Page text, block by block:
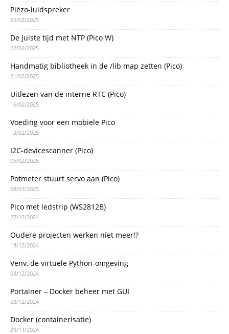
Piëzo-luidspreker
22/02/2025
De juiste tijd met NTP (Pico W)
22/02/2025
Handmatig bibliotheek in de /lib map zetten (Pico)
21/02/2025
Uitlezen van de interne RTC (Pico)
16/02/2025
Voeding voor een mobiele Pico
12/02/2025
I2C-devicescanner (Pico)
05/02/2025
Potmeter stuurt servo aan (Pico)
08/01/2025
Pico met ledstrip (WS2812B)
27/12/2024
Oudere projecten werken niet meer!?
18/12/2024
Venv, de virtuele Python-omgeving
08/12/2024
Portainer – Docker beheer met GUI
03/12/2024
Docker (containerisatie)
29/11/2024